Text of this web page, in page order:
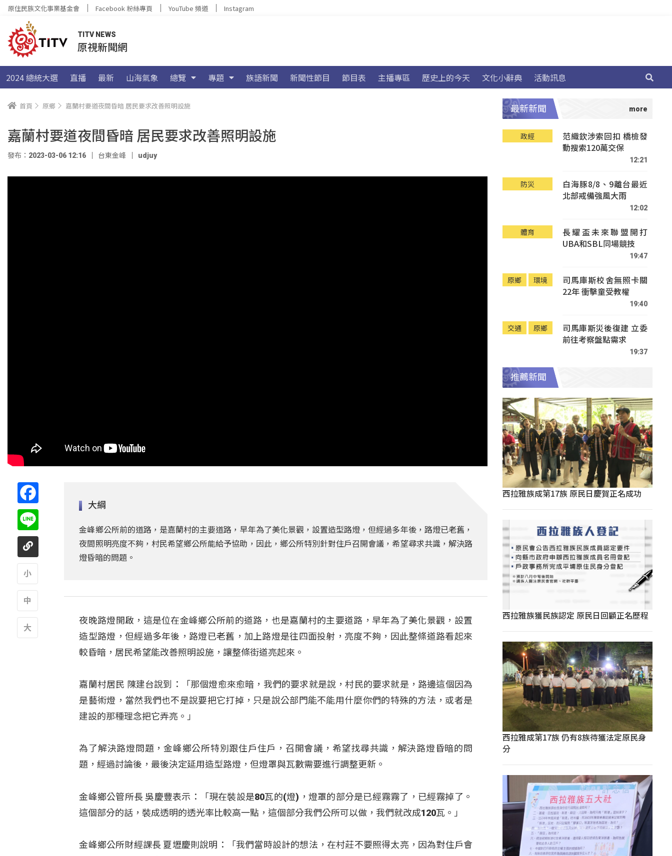
原住民族文化事業基金會 Facebook 粉絲專頁 YouTube 頻道 Instagram
TITV NEWS
原視新聞網
2024 總統大選 直播 最新 山海氣象 總覽 專題 族語新聞 新聞性節目 節目表 主播專區 歷史上的今天 文化小辭典 活動訊息
首頁 原鄉 嘉蘭村要道夜間昏暗 居民要求改善照明設施
嘉蘭村要道夜間昏暗 居民要求改善照明設施
發布：2023-03-06 12:16 台東金峰 udjuy
大綱
金峰鄉公所前的道路，是嘉蘭村的主要道路，早年為了美化景觀，設置造型路燈，但經過多年後，路燈已老舊，
夜間照明亮度不夠，村民希望鄉公所能給予協助，因此，鄉公所特別針對住戶召開會議，希望尋求共識，解決路
燈昏暗的問題。
夜晚路燈開啟，這是位在金峰鄉公所前的道路，也是嘉蘭村的主要道路，早年為了美化景觀，設置
造型路燈，但經過多年後，路燈已老舊，加上路燈是往四面投射，亮度不夠，因此整條道路看起來
較昏暗，居民希望能改善照明設施，讓整條街道亮起來。
嘉蘭村居民 陳建台說到：「那個燈愈來愈暗，我們的要求就是說，村民的要求就是，路邊這個因為
是藝術燈，當然我們也不是說要把它打掉，只是說公部門能不能用什麼你們的特殊的方法，或者是
建設的那種理念把它弄亮。」
為了解決路燈問題，金峰鄉公所特別跟住戶住戶，召開會議，希望找尋共識，解決路燈昏暗的問
題，經過討論後，最後決定延用造型路燈，但燈罩與瓦數需要進行調整更新。
金峰鄉公管所長 吳慶豐表示：「現在裝設是80瓦的(燈)，燈罩的部分是已經霧霧了，已經霧掉了。
這個部分的話，裝成透明的透光率比較高一點，這個部分我們公所可以做，我們就改成120瓦。」
金峰鄉公所財經課長 夏壢慶則說明：「我們當時設計的想法，在村莊不要照得太亮，因為對住戶會
最新新聞
政經
范織欽涉索回扣 橋檢發
動搜索120萬交保
12:21
防災
白海豚8/8、9離台最近
北部戒備強風大雨
12:02
體育
長耀盃未來聯盟開打
UBA和SBL同場競技
19:47
原鄉 環境
司馬庫斯校舍無照卡關
22年 衝擊童受教權
19:40
交通 原鄉
司馬庫斯災後復建 立委
前往考察盤點需求
19:37
推薦新聞
西拉雅族成第17族 原民日慶賀正名成功
西拉雅族獲民族認定 原民日回顧正名歷程
西拉雅成第17族 仍有8族待獲法定原民身
分